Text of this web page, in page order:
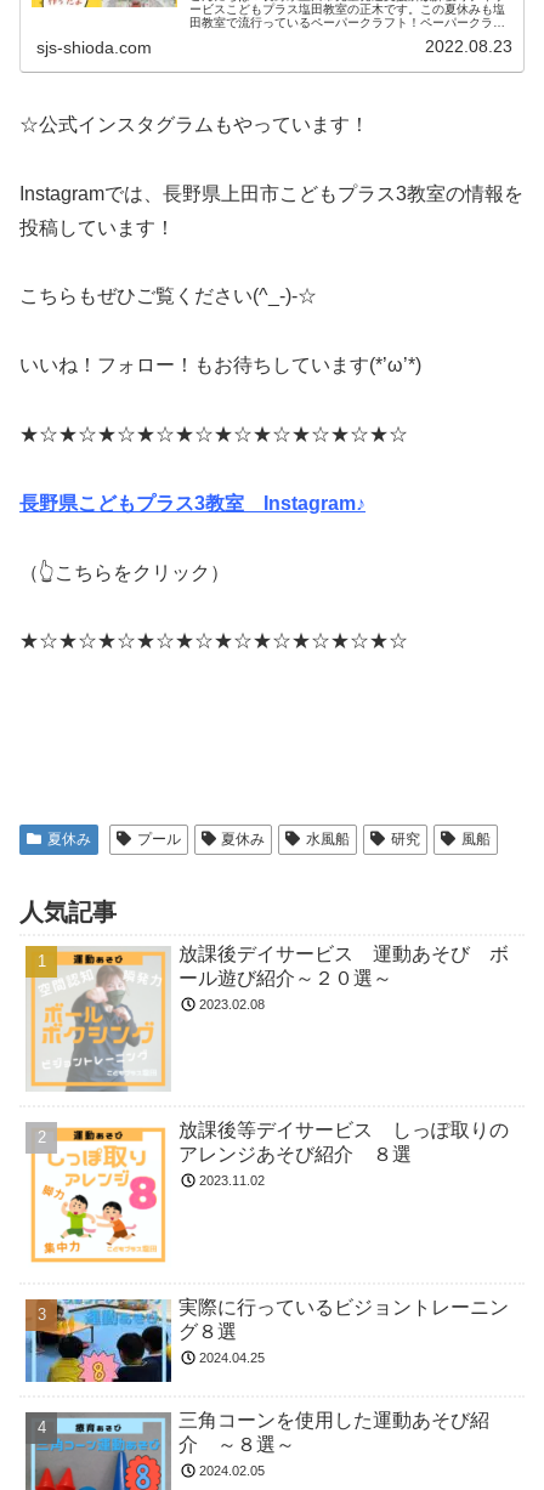
ービスこどもプラス塩田教室の正木です。この夏休みも塩
田教室で流行っているペーパークラフト！ペーパークラフ
sjs-shioda.com 2022.08.23
☆公式インスタグラムもやっています！
Instagramでは、長野県上田市こどもプラス3教室の情報を
投稿しています！
こちらもぜひご覧ください(^_-)-☆
いいね！フォロー！もお待ちしています(*’ω’*)
★☆★☆★☆★☆★☆★☆★☆★☆★☆★☆
長野県こどもプラス3教室 Instagram♪
（👆こちらをクリック）
★☆★☆★☆★☆★☆★☆★☆★☆★☆★☆
夏休み プール 夏休み 水風船 研究 風船
人気記事
放課後デイサービス 運動あそび ボ
ール遊び紹介～２０選～
2023.02.08
放課後等デイサービス しっぽ取りの
アレンジあそび紹介 ８選
2023.11.02
実際に行っているビジョントレーニン
グ８選
2024.04.25
三角コーンを使用した運動あそび紹
介 ～８選～
2024.02.05